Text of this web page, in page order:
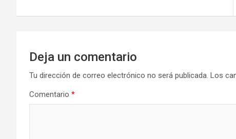
entradas
Deja un comentario
Tu dirección de correo electrónico no será publicada. Los
Comentario *